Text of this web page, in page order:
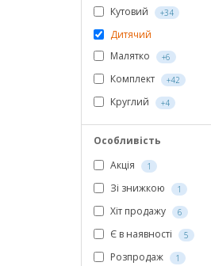
Кутовий +34
Дитячий
Малятко
+6
Комплект +42
Круглий +4
Особливість
Акція
1
Зі знижкою 1
Хіт продажу 6
Є в наявності 5
Розпродаж 1